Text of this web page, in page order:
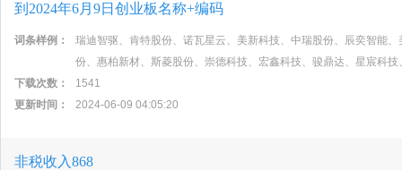
到2024年6月9日创业板名称+编码
词条样例：
瑞迪智驱、肯特股份、诺瓦星云、美新科技、中瑞股份、辰奕智能
份、惠柏新材、斯菱股份、崇德科技、宏鑫科技、骏鼎达、星宸科技
下载次数：
1541
更新时间：
2024-06-09 04:05:20
非税收入868